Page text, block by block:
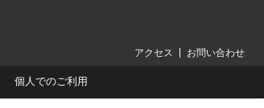
アクセス お問い合わせ
個人でのご利用